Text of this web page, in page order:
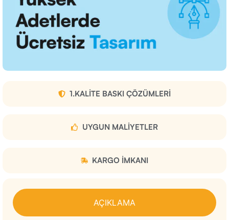
1.KALITE BASKI ÇÖZÜMLERI
UYGUN MALIYETLER
KARGO IMKANI
AÇIKLAMA